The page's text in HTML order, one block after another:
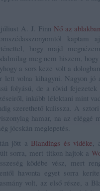
A. J. Finn Nő az ablakban
hogy majd
meg nem hiszem,
a sors keze volt a
lett volna kihagyni. Nagyon jó
folyású, de a rövid
inkább lélektani mint
szerethető kulissza. A
hamar, na az eléggé
jócskán meglepetés.
jött a Blandings és vidéke,
sorra, mert titkon hajtok a
ködébe vész, mert
havonta egyet sorra
volt, az első része, a